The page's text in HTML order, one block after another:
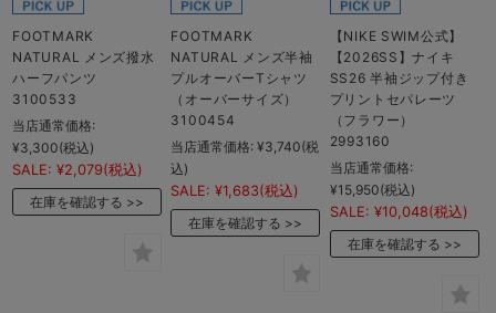
FOOTMARK
NATURAL メンズ撥水
ハーフパンツ
3100533
当店通常価格:
¥3,300(税込)
SALE: ¥2,079(税込)
在庫を確認する
FOOTMARK
NATURAL メンズ半袖
プルオーバーTシャツ
（オーバーサイズ）
3100454
当店通常価格: ¥3,740(税
込)
SALE: ¥1,683(税込)
在庫を確認する
【NIKE SWIM公式】
【2026SS】ナイキ
SS26 半袖ジップ付き
プリントセパレーツ
（フラワー）
2993160
当店通常価格:
¥15,950(税込)
SALE: ¥10,048(税込)
在庫を確認する